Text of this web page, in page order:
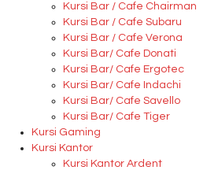
Kursi Bar / Cafe Chairman
Kursi Bar / Cafe Subaru
Kursi Bar / Cafe Verona
Kursi Bar/ Cafe Donati
Kursi Bar/ Cafe Ergotec
Kursi Bar/ Cafe Indachi
Kursi Bar/ Cafe Savello
Kursi Bar/ Cafe Tiger
Kursi Gaming
Kursi Kantor
Kursi Kantor Ardent